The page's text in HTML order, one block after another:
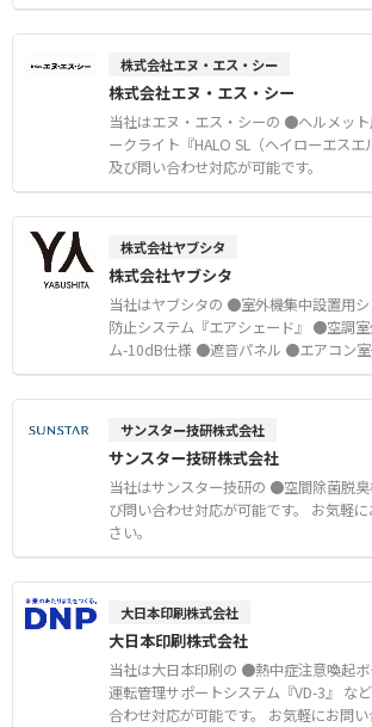
株式会社エヌ・エス・シー
株式会社エヌ・エス・シー
当社はエヌ・エス・シーの ●ヘルメッ
ークライト『HALO SL（ヘイローエスエ
及び問い合わせ対応が可能です。
株式会社ヤブシタ
株式会社ヤブシタ
当社はヤブシタの ●室外機集中設置用
防止システム『エアシェード』 ●空調
ム-10dB仕様 ●遮音パネル ●エアコン室
『マキヤージュ』 ●防雪フード などの
せ対応が可能です。 お気軽にお問い合
サンスター技研株式会社
サンスター技研株式会社
当社はサンスター技研の ●空間除菌脱
び問い合わせ対応が可能です。 お気軽にお問い合わせくだ
さい。
大日本印刷株式会社
大日本印刷株式会社
当社は大日本印刷の ●熱中症注意喚起
運転管理サポートシステム『VD-3』 な
合わせ対応が可能です。 お